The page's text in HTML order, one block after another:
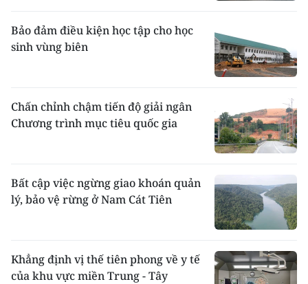
Bảo đảm điều kiện học tập cho học
sinh vùng biên
Chấn chỉnh chậm tiến độ giải ngân
Chương trình mục tiêu quốc gia
Bất cập việc ngừng giao khoán quản
lý, bảo vệ rừng ở Nam Cát Tiên
Khẳng định vị thế tiên phong về y tế
của khu vực miền Trung - Tây